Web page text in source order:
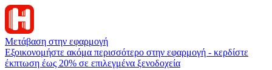
Μετάβαση στην εφαρμογή
Εξοικονομήστε ακόμα περισσότερο στην εφαρμογή - κερδίστε
έκπτωση έως 20% σε επιλεγμένα ξενοδοχεία